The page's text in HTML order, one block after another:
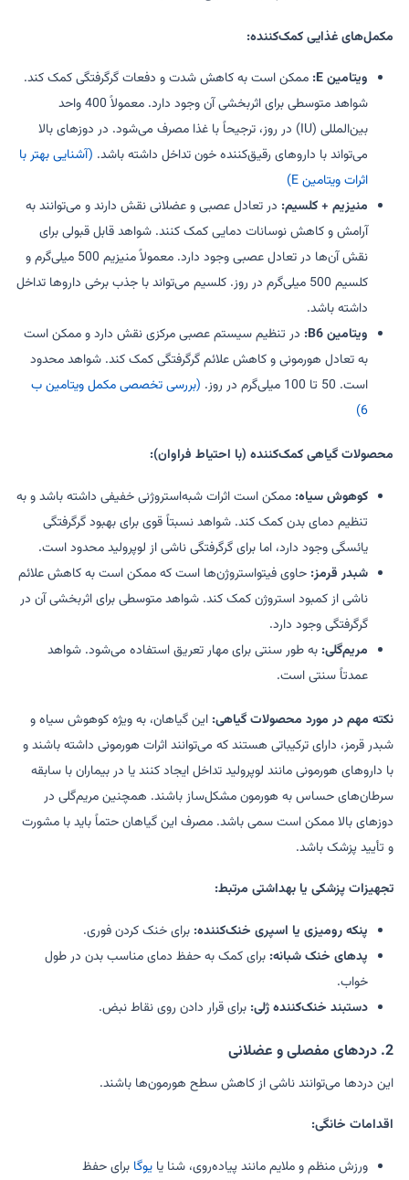
مکمل‌های غذایی کمک‌کننده:
ویتامین E:
ممکن است به کاهش شدت و دفعات گرگرفتگی کمک کند.
شواهد متوسطی برای اثربخشی آن وجود دارد. معمولاً 400 واحد
بین‌المللی (IU) در روز، ترجیحاً با غذا مصرف می‌شود. در دوزهای بالا
می‌تواند با داروهای رقیق‌کننده خون تداخل داشته باشد. (آشنایی بهتر با
اثرات ویتامین E)
منیزیم + کلسیم: در تعادل عصبی و عضلانی نقش دارند و می‌توانند به
آرامش و کاهش نوسانات دمایی کمک کنند. شواهد قابل قبولی برای
نقش آن‌ها در تعادل عصبی وجود دارد. معمولاً منیزیم 500 میلی‌گرم و
کلسیم 500 میلی‌گرم در روز. کلسیم می‌تواند با جذب برخی داروها تداخل
داشته باشد.
ویتامین B6:
در تنظیم سیستم عصبی مرکزی نقش دارد و ممکن است
به تعادل هورمونی و کاهش علائم گرگرفتگی کمک کند. شواهد محدود
است. 50 تا 100 میلی‌گرم در روز.
(بررسی تخصصی مکمل ویتامین ب
6)
محصولات گیاهی کمک‌کننده (با احتیاط فراوان):
کوهوش سیاه: ممکن است اثرات شبه‌استروژنی خفیفی داشته باشد و به
تنظیم دمای بدن کمک کند. شواهد نسبتاً قوی برای بهبود گرگرفتگی
یائسگی وجود دارد، اما برای گرگرفتگی ناشی از لوپرولید محدود است.
شبدر قرمز: حاوی فیتواستروژن‌ها است که ممکن است به کاهش علائم
ناشی از کمبود استروژن کمک کند. شواهد متوسطی برای اثربخشی آن در
گرگرفتگی وجود دارد.
مریم‌گلی: به طور سنتی برای مهار تعریق استفاده می‌شود. شواهد
عمدتاً سنتی است.
نکته مهم در مورد محصولات گیاهی: این گیاهان، به ویژه کوهوش سیاه و
شبدر قرمز، دارای ترکیباتی هستند که می‌توانند اثرات هورمونی داشته باشند و
با داروهای هورمونی مانند لوپرولید تداخل ایجاد کنند یا در بیماران با سابقه
سرطان‌های حساس به هورمون مشکل‌ساز باشند. همچنین مریم‌گلی در
دوزهای بالا ممکن است سمی باشد. مصرف این گیاهان حتماً باید با مشورت
و تأیید پزشک باشد.
تجهیزات پزشکی یا بهداشتی مرتبط:
پنکه رومیزی یا اسپری خنک‌کننده: برای خنک کردن فوری.
پدهای خنک شبانه: برای کمک به حفظ دمای مناسب بدن در طول
خواب.
دستبند خنک‌کننده ژلی: برای قرار دادن روی نقاط نبض.
2. دردهای مفصلی و عضلانی
این دردها می‌توانند ناشی از کاهش سطح هورمون‌ها باشند.
اقدامات خانگی:
ورزش منظم و ملایم مانند پیاده‌روی، شنا یایوگا برای حفظ